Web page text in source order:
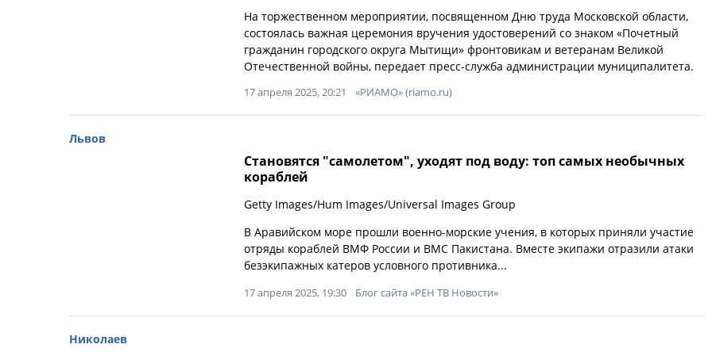
На торжественном мероприятии, посвященном Дню труда Московской области,
состоялась важная церемония вручения удостоверений со знаком «Почетный
гражданин городского округа Мытищи» фронтовикам и ветеранам Великой
Отечественной войны, передает пресс-служба администрации муниципалитета.
17 апреля 2025, 20:21 «РИАМО» (riamo.ru)
Львов
Становятся "самолетом", уходят под воду: топ самых необычных
кораблей
Getty Images/Hum Images/Universal Images Group
В Аравийском море прошли военно-морские учения, в которых приняли участие
отряды кораблей ВМФ России и ВМС Пакистана. Вместе экипажи отразили атаки
безэкипажных катеров условного противника...
17 апреля 2025, 19:30 Блог сайта «РЕН ТВ Новости»
Николаев